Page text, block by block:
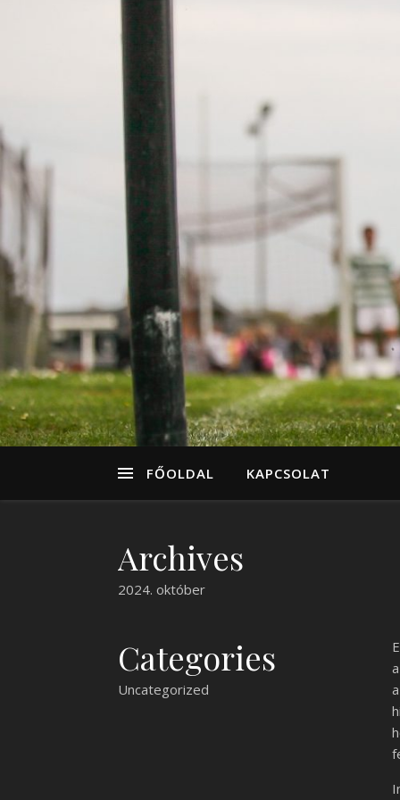
FŐOLDAL KAPCSOLAT
Archives
2024. október
Categories
Uncategorized